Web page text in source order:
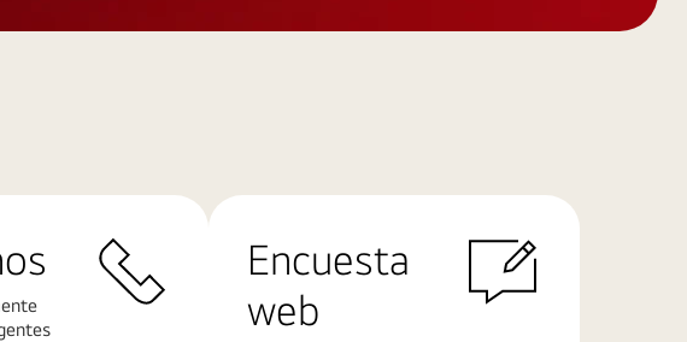
Encuesta
web